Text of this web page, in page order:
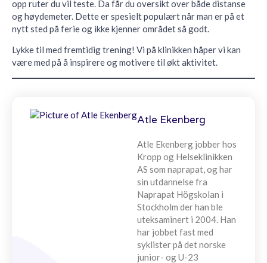
opp ruter du vil teste. Da får du oversikt over både distanse
og høydemeter. Dette er spesielt populært når man er på et
nytt sted på ferie og ikke kjenner området så godt.
Lykke til med fremtidig trening! Vi på klinikken håper vi kan
være med på å inspirere og motivere til økt aktivitet.
Atle Ekenberg
Atle Ekenberg jobber hos
Kropp og Helseklinikken
AS som naprapat, og har
sin utdannelse fra
Naprapat Högskolan i
Stockholm der han ble
uteksaminert i 2004. Han
har jobbet fast med
syklister på det norske
junior- og U-23